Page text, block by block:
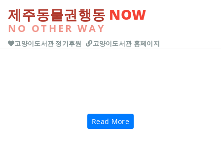
제주동물권행동 NOW
NO OTHER WAY
고양이도서관 정기후원 고양이도서관 홈페이지
Read More